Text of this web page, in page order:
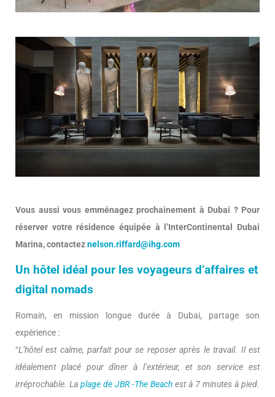
Vous aussi vous emménagez prochainement à Dubai ? Pour
réserver votre résidence équipée à l’InterContinental Dubai
Marina, contacteznelson.riffard@ihg.com
Un hôtel idéal pour les voyageurs d’affaires et
digital nomads
Romain, en mission longue durée à Dubai, partage son
expérience :
“L’hôtel est calme, parfait pour se reposer après le travail. Il est
idéalement placé pour dîner à l’extérieur, et son service est
irréprochable. La plage de JBR -The Beach est à 7 minutes à pied.